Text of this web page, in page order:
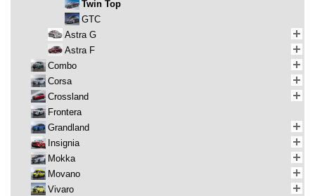
Twin Top
GTC
Astra G
Astra F
Combo
Corsa
Crossland
Frontera
Grandland
Insignia
Mokka
Movano
Vivaro